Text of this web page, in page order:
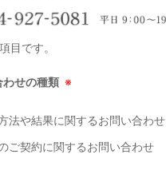
目です。
わせの種類 ※
法や結果に関するお問い合わせ
ご契約に関するお問い合わせ